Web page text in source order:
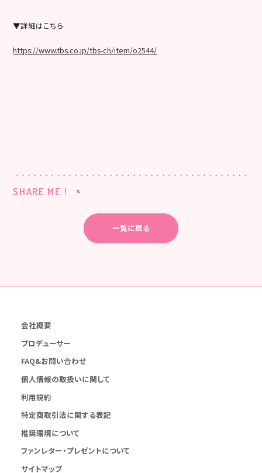
▼詳細はこちら
https://www.tbs.co.jp/tbs-ch/item/o2544/
SHARE ME !
一覧に戻る
会社概要
プロデューサー
FAQ&お問い合わせ
個人情報の取扱いに関して
利用規約
特定商取引法に関する表記
推奨環境について
ファンレター・プレゼントについて
サイトマップ